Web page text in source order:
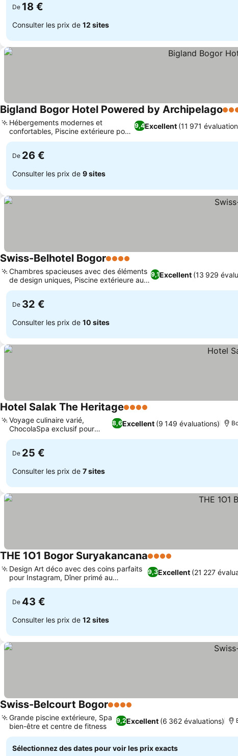
De 18 €
Consulter les prix de 12 sites
Bigland Bogor Hotel Powered by Archipelago4
9,4Excellent (11 971
Hébergements modernes et
confortables, Piscine extérieure pour
la détente
De 26 €
Consulter les prix de 9 sites
Swiss-Belhotel Bogor4 Étoiles
9,1Excellent (13 929
Chambres spacieuses avec des éléments
de design uniques, Piscine extérieure au
8e étage
De 32 €
Consulter les prix de 10 sites
Hotel Salak The Heritage4 Étoiles
8,6Excellent (9 149 évaluations)
Voyage culinaire varié,
ChocolaSpa exclusif pour
femmes
De 25 €
Consulter les prix de 7 sites
THE 1O1 Bogor Suryakancana4 Étoiles
9,3Excellent (21 227
Design Art déco avec des coins parfaits
pour Instagram, Dîner primé au
Djoeragan Resto
De 43 €
Consulter les prix de 12 sites
Swiss-Belcourt Bogor4 Étoiles
9,2Excellent (6 362 évaluations)
Grande piscine extérieure, Spa
bien-être et centre de fitness
Sélectionnez des dates pour voir les prix exacts